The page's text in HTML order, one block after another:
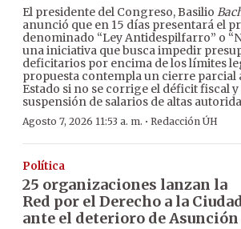
El presidente del Congreso, Basilio
anunció que en 15 días presentará el
denominado “Ley Antidespilfarro” o
una iniciativa que busca impedir
deficitarios por encima de los límites
propuesta contempla un cierre parcial
Estado si no se corrige el déficit fiscal
suspensión de salarios de altas
Agosto 7, 2026 11:53 a. m. · Redacción ÚH
Política
25 organizaciones lanzan la
Red por el Derecho a la
ante el deterioro de Asunción